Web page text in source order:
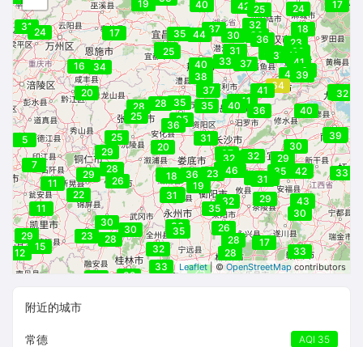
37
37
32
31
22
36
36
44
26
29
33
32
35
28
32
40
31
35
64
45
34
25
40
22
35
44
36
35
29 42
41
37
40
42
28
44
35
38 39
38
36
31
31
19
18
32
37
28
28
31
36
33
32
37
35
29
41
46
5
20
28
23
48
25
23
43
36
36
22
17
42
43
32
41
25
28
26
30
26
33
29
39
39
23
40
18
40
28
12
31
33
38
20 30
36
42
7
33
16
28
11
39
35
37
30
32
35
11
42
41
32
41
42
17
37
32
25
40
18
24
36
39
24
29
19
17
38
30
15
25
30
Leaflet| © OpenStreetMapcontributors
附近的城市
常德 AQI 35